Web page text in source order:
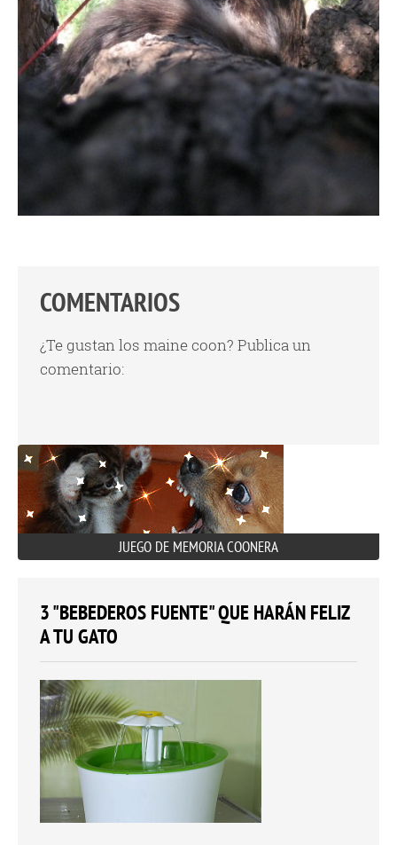
COMENTARIOS
¿Te gustan los maine coon? Publica un
comentario:
JUEGO DE MEMORIA COONERA
3 "BEBEDEROS FUENTE" QUE HARÁN FELIZ
A TU GATO